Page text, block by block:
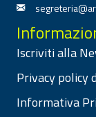
Iscriviti alla
Privacy policy
Informativa